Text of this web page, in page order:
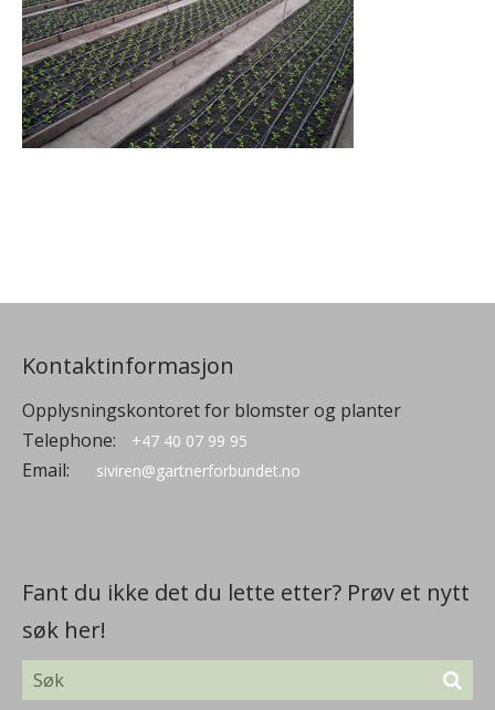
Kontaktinformasjon
Opplysningskontoret for blomster og planter
Telephone:
+47 40 07 99 95
Email: siviren@gartnerforbundet.no
Fant du ikke det du lette etter? Prøv et nytt
søk her!